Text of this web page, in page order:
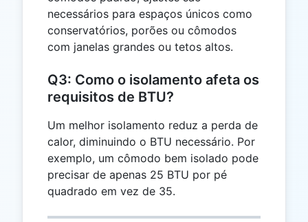
necessários para espaços únicos como
conservatórios, porões ou cômodos
com janelas grandes ou tetos altos.
Q3: Como o isolamento afeta os
requisitos de BTU?
Um melhor isolamento reduz a perda de
calor, diminuindo o BTU necessário. Por
exemplo, um cômodo bem isolado pode
precisar de apenas 25 BTU por pé
quadrado em vez de 35.